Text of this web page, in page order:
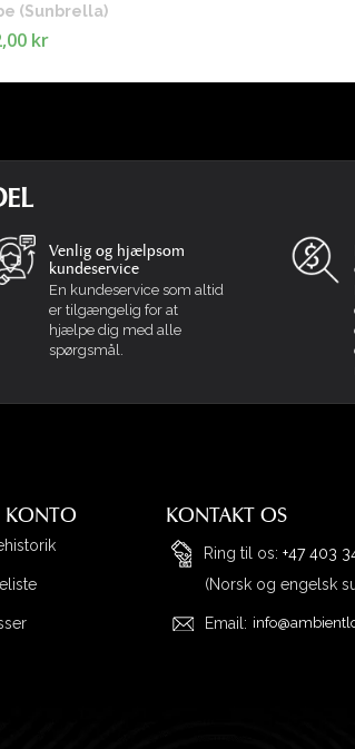
(Sunbrella)
kr
Venlig og hjælpsom
kundeservice
En kundeservice som altid
er tilgængelig for at
hjælpe dig med alle
spørgsmål.
KONTO KONTAKT OS
Ring til os:+47 403
(Norsk og engelsk
Email: